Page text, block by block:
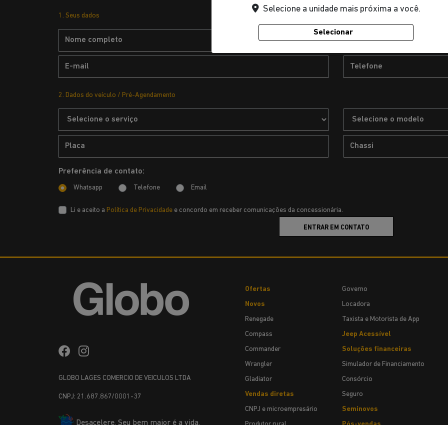
1. Seus dados
2. Dados do veículo / Pré-Agendamento
Preferência de contato:
Whatsapp Telefone Email
Li e aceito a Política de Privacidade e concordo em receber comunicações da concessionária.
ENTRAR EM CONTATO
GLOBO LAGES COMERCIO DE VEICULOS LTDA
CNPJ: 21.687.867/0001-37
Desacelere. Seu bem maior é a vida.
Ofertas
Novos
Renegade
Compass
Commander
Wrangler
Gladiator
Vendas diretas
CNPJ e microempresário
Governo
Locadora
Taxista e Motorista de App
Jeep Acessível
Soluções financeiras
Simulador de Financiamento
Consórcio
Seguro
Seminovos
Selecione a unidade mais próxima a você.
Selecionar